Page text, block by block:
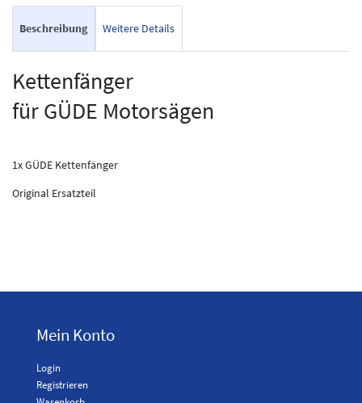
Beschreibung Weitere Details
Kettenfänger
für GÜDE Motorsägen
1x GÜDE Kettenfänger
Original Ersatzteil
Mein Konto
Login
Registrieren